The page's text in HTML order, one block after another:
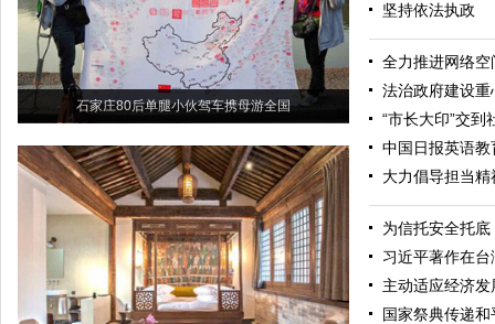
石家庄80后单腿小伙驾车携母游全国
坚持依法执政
全力推进网络空
法治政府建设重
“市长大印”交到
中国日报英语
大力倡导担当
为信托安全托
习近平著作在
主动适应经济发
国家祭典传递和